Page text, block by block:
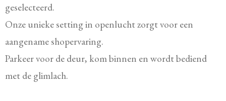
geselecteerd.
Onze unieke setting in openlucht zorgt voor een
aangename shopervaring.
Parkeer voor de deur, kom binnen en wordt bediend
met de glimlach.